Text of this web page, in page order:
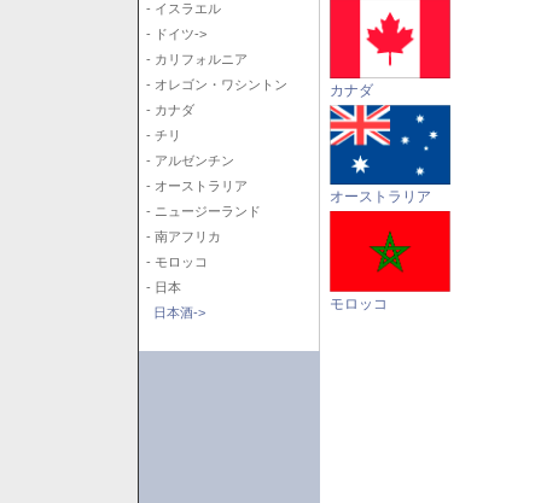
- イスラエル
- ドイツ->
- カリフォルニア
- オレゴン・ワシントン
- カナダ
- チリ
- アルゼンチン
- オーストラリア
- ニュージーランド
- 南アフリカ
- モロッコ
- 日本
日本酒->
カナダ
オーストラリア
モロッコ